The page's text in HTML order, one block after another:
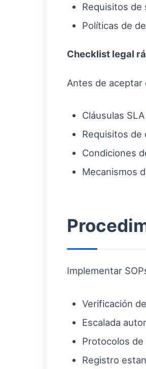
Requisitos de
Políticas de
Checklist legal
Antes de aceptar
Cláusulas
Requisitos de
Condiciones
Mecanismos
Implementar
Verificación
Escalada
Protocolos
Registro